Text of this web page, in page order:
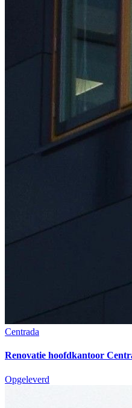
Centrada
Renovatie hoofdkantoor
Opgeleverd